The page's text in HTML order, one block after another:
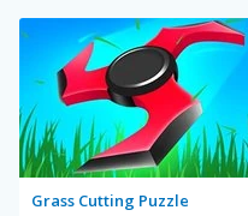
Grass Cutting Puzzle